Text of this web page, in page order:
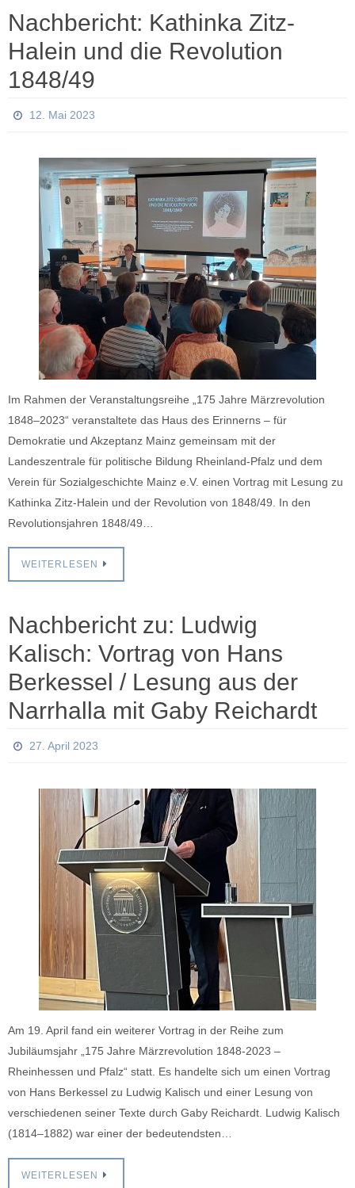
Nachbericht: Kathinka Zitz-
Halein und die Revolution
1848/49
12. Mai 2023
Im Rahmen der Veranstaltungsreihe „175 Jahre Märzrevolution
1848–2023“ veranstaltete das Haus des Erinnerns – für
Demokratie und Akzeptanz Mainz gemeinsam mit der
Landeszentrale für politische Bildung Rheinland-Pfalz und dem
Verein für Sozialgeschichte Mainz e.V. einen Vortrag mit Lesung zu
Kathinka Zitz-Halein und der Revolution von 1848/49. In den
Revolutionsjahren 1848/49…
WEITERLESEN
Nachbericht zu: Ludwig
Kalisch: Vortrag von Hans
Berkessel / Lesung aus der
Narrhalla mit Gaby Reichardt
27. April 2023
Am 19. April fand ein weiterer Vortrag in der Reihe zum
Jubiläumsjahr „175 Jahre Märzrevolution 1848-2023 –
Rheinhessen und Pfalz“ statt. Es handelte sich um einen Vortrag
von Hans Berkessel zu Ludwig Kalisch und einer Lesung von
verschiedenen seiner Texte durch Gaby Reichardt. Ludwig Kalisch
(1814–1882) war einer der bedeutendsten…
WEITERLESEN